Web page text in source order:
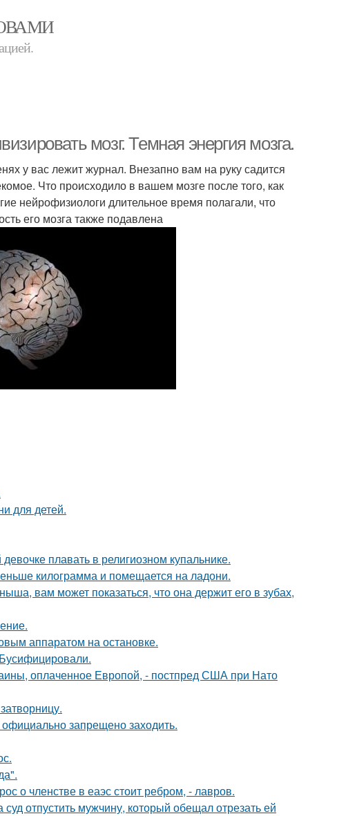
мозг. Темная энергия мозга.
у вас лежит журнал. Внезапно вам на руку садится
Что происходило в вашем мозге после того, как
нейрофизиологи длительное время полагали, что
его мозга также подавлена
для детей.
плавать в религиозном купальнике.
килограмма и помещается на ладони.
вам может показаться, что она держит его в зубах,
аппаратом на остановке.
оплаченное Европой, - постпред США при Нато
запрещено заходить.
о членстве в еаэс стоит ребром, - лавров.
отпустить мужчину, который обещал отрезать ей